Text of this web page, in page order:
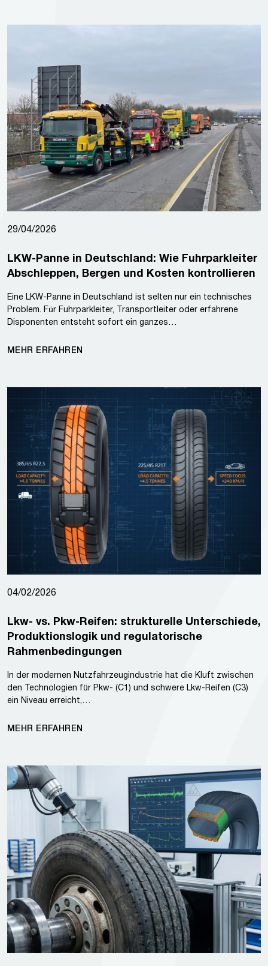
29/04/2026
LKW-Panne in Deutschland: Wie Fuhrparkleiter
Abschleppen, Bergen und Kosten kontrollieren
Eine LKW-Panne in Deutschland ist selten nur ein technisches
Problem. Für Fuhrparkleiter, Transportleiter oder erfahrene
Disponenten entsteht sofort ein ganzes…
MEHR ERFAHREN
04/02/2026
Lkw- vs. Pkw-Reifen: strukturelle Unterschiede,
Produktionslogik und regulatorische
Rahmenbedingungen
In der modernen Nutzfahrzeugindustrie hat die Kluft zwischen
den Technologien für Pkw- (C1) und schwere Lkw-Reifen (C3)
ein Niveau erreicht,…
MEHR ERFAHREN